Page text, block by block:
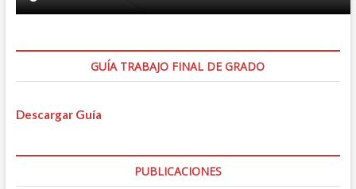
GUÍA TRABAJO FINAL DE GRADO
Descargar Guía
PUBLICACIONES